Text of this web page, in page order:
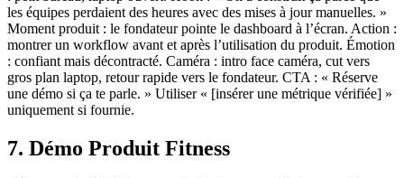
les équipes perdaient des heures avec des mises à jour manuelles. »
Moment produit : le fondateur pointe le dashboard à l’écran. Action :
montrer un workflow avant et après l’utilisation du produit. Émotion
: confiant mais décontracté. Caméra : intro face caméra, cut vers
gros plan laptop, retour rapide vers le fondateur. CTA : « Réserve
une démo si ça te parle. » Utiliser « [insérer une métrique vérifiée] »
uniquement si fournie.
7. Démo Produit Fitness